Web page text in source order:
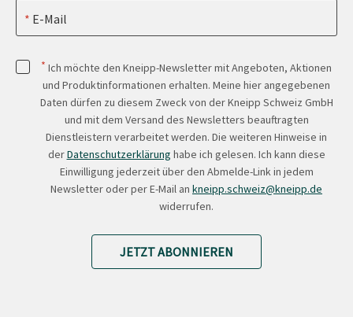
E-Mail
* Ich möchte den Kneipp-Newsletter mit Angeboten, Aktionen
und Produktinformationen erhalten. Meine hier angegebenen
Daten dürfen zu diesem Zweck von der Kneipp Schweiz GmbH
und mit dem Versand des Newsletters beauftragten
Dienstleistern verarbeitet werden. Die weiteren Hinweise in
derDatenschutzerklärung habe ich gelesen. Ich kann diese
Einwilligung jederzeit über den Abmelde-Link in jedem
Newsletter oder per E-Mail an kneipp.schweiz@kneipp.de
widerrufen.
JETZT ABONNIEREN